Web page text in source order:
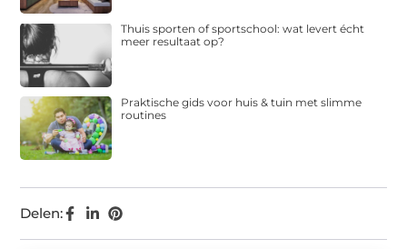
Delen:
Thuis sporten of sportschool: wat levert écht
meer resultaat op?
Praktische gids voor huis & tuin met slimme
routines